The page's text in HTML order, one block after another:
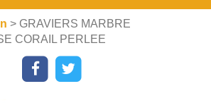
> GRAVIERS MARBRE
CORAIL PERLEE